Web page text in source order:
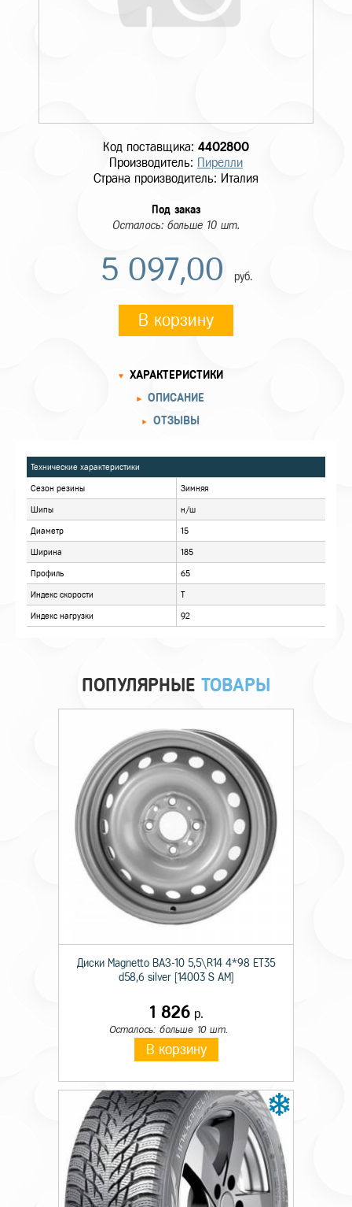
Код поставщика: 4402800
Производитель: Пирелли
Страна производитель: Италия
Под заказ
Осталось: больше 10 шт.
5 097,00 руб.
В корзину
ОПИСАНИЕ
ОТЗЫВЫ
Технические характеристики
н/ш
Индекс скорости T
Индекс нагрузки 92
ПОПУЛЯРНЫЕ ТОВАРЫ
Диски Magnetto ВАЗ-10 5,5\R14 4*98 ET35
d58,6 silver [14003 S AM]
1 826р.
Осталось: больше 10 шт.
В корзину